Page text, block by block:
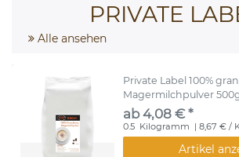
PRIVATE
Alle ansehen
Private Label 100%
Magermilchpulver
ab 4,08 € *
0.5 Kilogramm | 8,67 € /
Artikel